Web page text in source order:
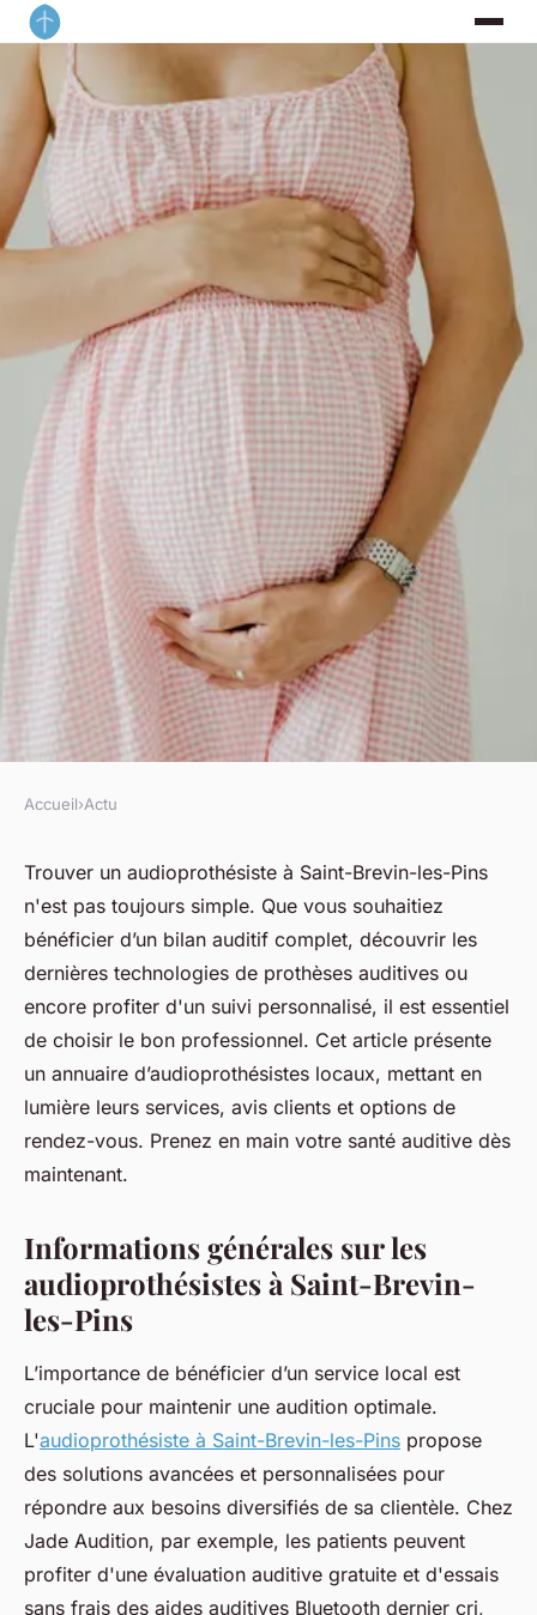
Trouvez l'audioprothésiste
idéal à saint-brevin-les-pins
fabienne•9 avril 2025•7 min de lecture
Accueil›Actu
Trouver un audioprothésiste à Saint-Brevin-les-Pins
n'est pas toujours simple. Que vous souhaitiez
bénéficier d’un bilan auditif complet, découvrir les
dernières technologies de prothèses auditives ou
encore profiter d'un suivi personnalisé, il est essentiel
de choisir le bon professionnel. Cet article présente
un annuaire d’audioprothésistes locaux, mettant en
lumière leurs services, avis clients et options de
rendez-vous. Prenez en main votre santé auditive dès
maintenant.
Informations générales sur les
audioprothésistes à Saint-Brevin-
les-Pins
L’importance de bénéficier d’un service local est
cruciale pour maintenir une audition optimale.
L'audioprothésiste à Saint-Brevin-les-Pins propose
des solutions avancées et personnalisées pour
répondre aux besoins diversifiés de sa clientèle. Chez
Jade Audition, par exemple, les patients peuvent
profiter d'une évaluation auditive gratuite et d'essais
sans frais des aides auditives Bluetooth dernier cri,